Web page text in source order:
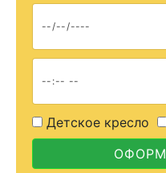
Детское кресло